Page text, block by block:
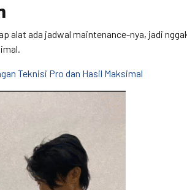
alat ada jadwal maintenance-nya, jadi
Teknisi Pro dan Hasil Maksimal